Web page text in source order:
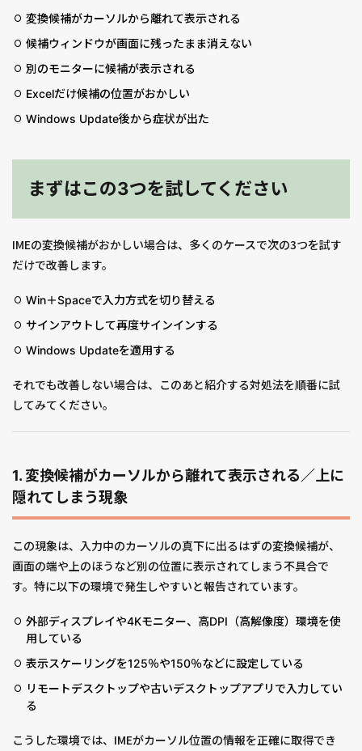
変換候補がカーソルから離れて表示される
候補ウィンドウが画面に残ったまま消えない
別のモニターに候補が表示される
Excelだけ候補の位置がおかしい
Windows Update後から症状が出た
まずはこの3つを試してください
IMEの変換候補がおかしい場合は、多くのケースで次の3つを試す
だけで改善します。
Win＋Spaceで入力方式を切り替える
サインアウトして再度サインインする
Windows Updateを適用する
それでも改善しない場合は、このあと紹介する対処法を順番に試
してみてください。
1. 変換候補がカーソルから離れて表示される／上に
隠れてしまう現象
この現象は、入力中のカーソルの真下に出るはずの変換候補が、
画面の端や上のほうなど別の位置に表示されてしまう不具合で
す。特に以下の環境で発生しやすいと報告されています。
外部ディスプレイや4Kモニター、高DPI（高解像度）環境を使
用している
表示スケーリングを125％や150％などに設定している
リモートデスクトップや古いデスクトップアプリで入力してい
る
こうした環境では、IMEがカーソル位置の情報を正確に取得でき